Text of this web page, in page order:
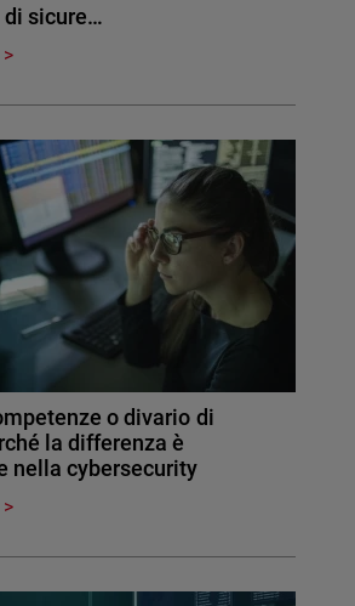
sicure…
o divario di
la differenza è
nella cybersecurity